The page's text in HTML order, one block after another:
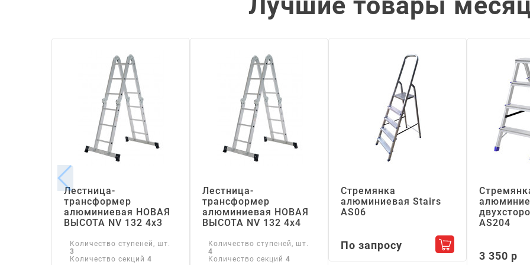
Лестница-
трансформер
алюминиевая НОВАЯ
ВЫСОТА NV 132 4х3
Количество ступеней, шт.
3
Количество секций 4
Лестница-
трансформер
алюминиевая НОВАЯ
ВЫСОТА NV 132 4х4
Количество ступеней, шт.
4
Количество секций 4
Стремянка
алюминиевая Stairs
АS06
По запросу Добавить в корзину
АS204
3 350 р